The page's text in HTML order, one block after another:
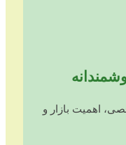
اهمیت بازار و